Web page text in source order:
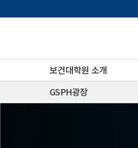
로
보건대학원 소개
GSPH광장